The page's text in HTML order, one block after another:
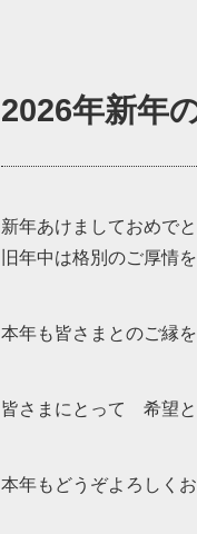
2026年新年
新年あけましておめで
旧年中は格別のご厚情
本年も皆さまとのご縁
皆さまにとって 希望
本年もどうぞよろしく